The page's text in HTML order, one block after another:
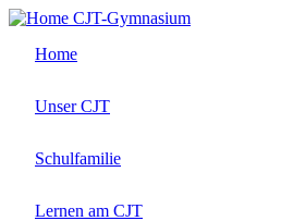
Direkt
Inhalt
CJT-Gymnasium
Home
Unser CJT
Schulfamilie
Lernen am CJT